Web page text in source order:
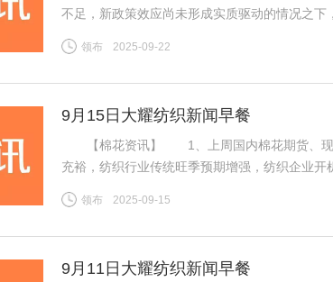
不足，新政策效应尚未形成实质驱动的情况之
盘ICE期棉同样先涨后跌，在市场提前消化美联
领布 2025-09-22
9月15日大耀纺织新闻早餐
【棉花资讯】 1、上周国内棉花期货、现
充裕，纺织行业传统旺季预期增强，纺织企业
良好，新疆新棉吐絮率近半成，内地多地新
领布 2025-09-15
9月11日大耀纺织新闻早餐